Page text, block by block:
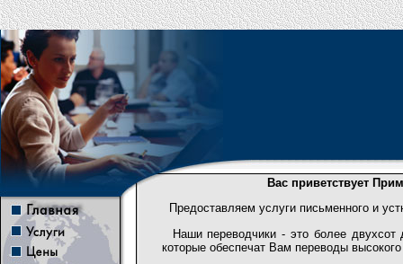
Вас приветствует
Предоставляем услуги письменного и
Наши переводчики - это более двухсот
которые обеспечат Вам переводы